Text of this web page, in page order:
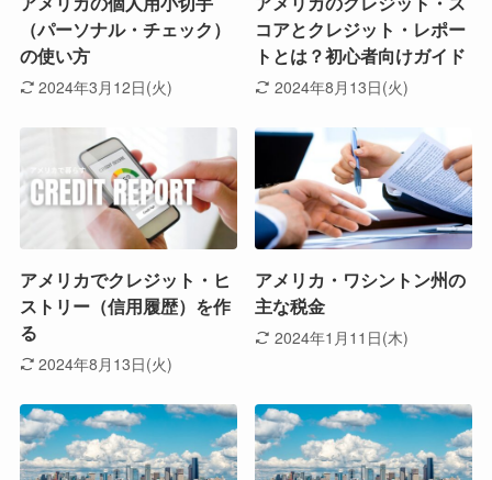
（パーソナル・チェック）
の使い方
2024年3月12日(火)
コアとクレジット・レポー
トとは？初心者向けガイド
2024年8月13日(火)
アメリカでクレジット・ヒ
ストリー（信用履歴）を作
る
2024年8月13日(火)
アメリカ・ワシントン州の
主な税金
2024年1月11日(木)